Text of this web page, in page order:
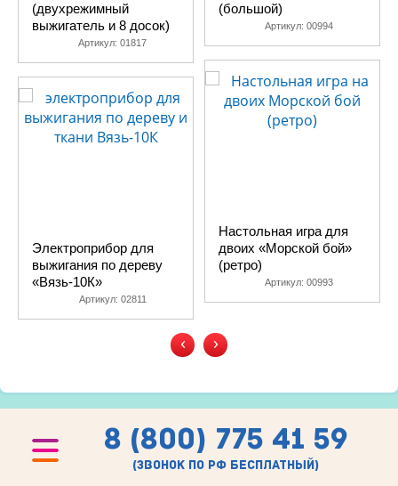
(двухрежимный
выжигатель и 8 досок)
Артикул: 01817
Электроприбор для
выжигания по дереву
«Вязь-10К»
Артикул: 02811
(большой)
Артикул: 00994
Настольная игра для
двоих «Морской бой»
(ретро)
Артикул: 00993
‹ ›
8 (800) 775 41 59
(звонок по рф бесплатный)